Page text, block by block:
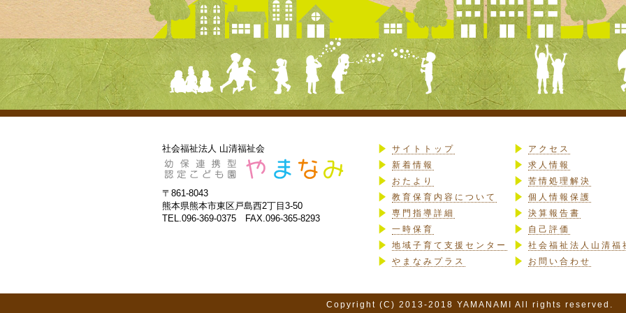
社会福祉法人 山清福祉会
〒861-8043
熊本県熊本市東区戸島西2丁目3-50
TEL.096-369-0375 FAX.096-365-8293
サイトトップ
新着情報
おたより
教育保育内容について
専門指導詳細
一時保育
地域子育て支援センター
やまなみプラス
アクセス
求人情報
苦情処理解決
個人情報保護
決算報告書
自己評価
社会福祉法人山清福
お問い合わせ
Copyright (C) 2013-2018 YAMANAMI All rights reserved.